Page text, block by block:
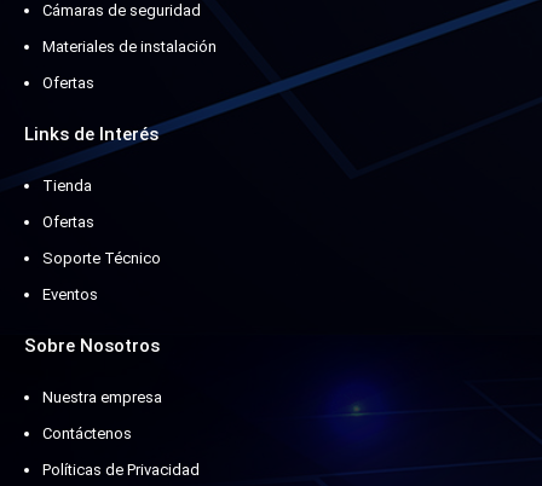
Cámaras de seguridad
Materiales de instalación
Ofertas
Links de Interés
Tienda
Ofertas
Soporte Técnico
Eventos
Sobre Nosotros
Nuestra empresa
Contáctenos
Políticas de Privacidad